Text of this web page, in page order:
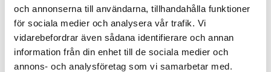
och annonserna till användarna, tillhandahålla funktioner
för sociala medier och analysera vår trafik. Vi
vidarebefordrar även sådana identifierare och annan
information från din enhet till de sociala medier och
annons- och analysföretag som vi samarbetar med.